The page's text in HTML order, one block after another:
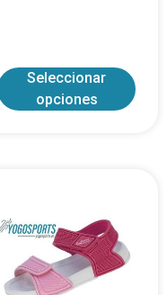
Seleccionar
opciones